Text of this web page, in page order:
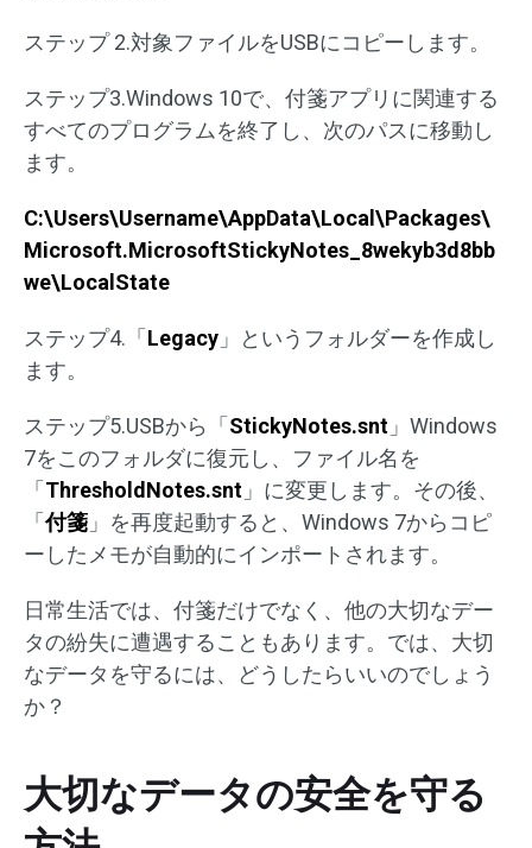
ステップ 2.対象ファイルをUSBにコピーします。
ステップ3.Windows 10で、付箋アプリに関連する
すべてのプログラムを終了し、次のパスに移動し
ます。
C:\Users\Username\AppData\Local\Packages\
Microsoft.MicrosoftStickyNotes_8wekyb3d8bb
we\LocalState
ステップ4.「 Legacy 」というフォルダーを作成し
ます。
ステップ5.USBから「 StickyNotes.snt 」Windows
7をこのフォルダに復元し、ファイル名を
「 ThresholdNotes.snt 」に変更します。その後、
「付箋 」を再度起動すると、Windows 7からコピ
ーしたメモが自動的にインポートされます。
日常生活では、付箋だけでなく、他の大切なデー
タの紛失に遭遇することもあります。では、大切
なデータを守るには、どうしたらいいのでしょう
か？
大切なデータの安全を守る